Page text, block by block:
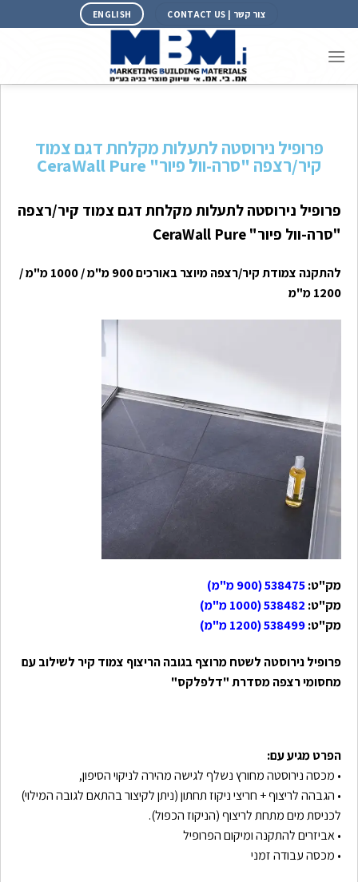
צור קשר | CONTACT US ENGLISH
פרופיל נירוסטה לתעלות מקלחת דגם צמוד
קיר/רצפה "סרה-וול פיור" CeraWall Pure
פרופיל נירוסטה לתעלות מקלחת דגם צמוד קיר/רצפה
"סרה-וול פיור" CeraWall Pure
להתקנה צמודת קיר/רצפה
מיוצר באורכים 900 מ"מ / 1000 מ"מ /
1200 מ"מ
מק"ט:538475 (900 מ"מ)
מק"ט: 538482 (1000 מ"מ)
מק"ט:538499 (1200 מ"מ)
פרופיל נירוסטה לשטח מרוצף בגובה הריצוף צמוד קיר לשילוב עם
מחסומי רצפה מסדרת "דלפלקס"
הפרט מגיע עם:
• מכסה נירוסטה מחורץ נשלף לגישה מהירה לניקוי הסיפון,
• הגבהה לריצוף + חריצי ניקוז תחתון (ניתן לקיצור בהתאם לגובה המילוי)
לכניסת מים מתחת לריצוף (הניקוז הכפול).
• אביזרים להתקנה ומיקום הפרופיל
• מכסה עבודה זמני